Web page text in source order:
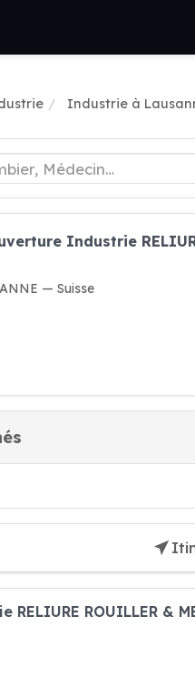
Industrie à
Industrie
— Suisse
ROUILLER &